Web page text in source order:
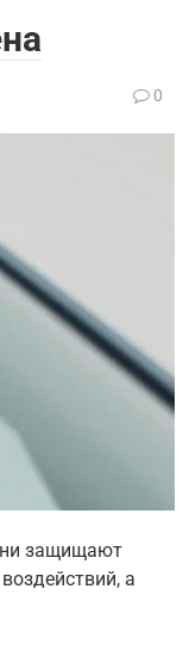
0
защищают
а